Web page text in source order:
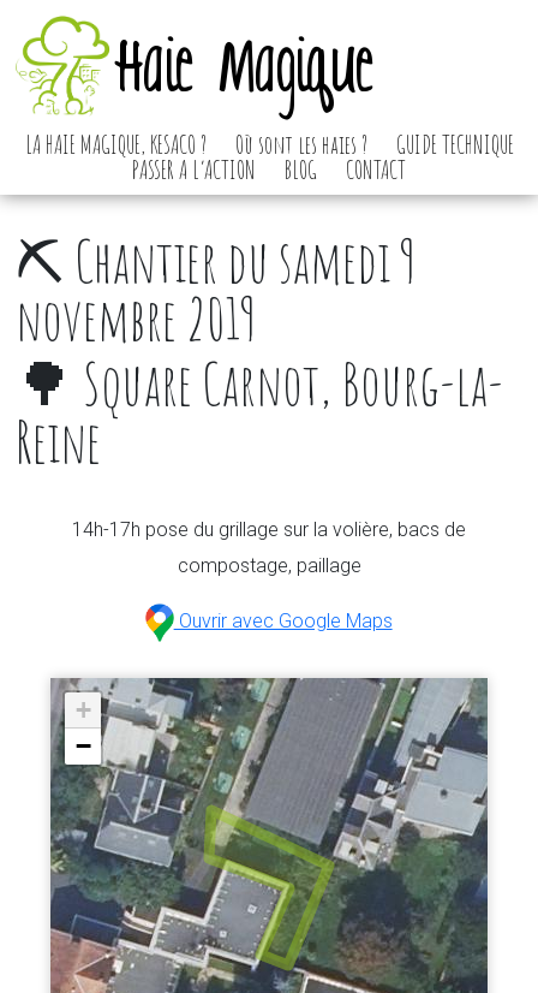
Haie Magique
LA HAIE MAGIQUE, KESACO ? Où sont les haies ?
GUIDE TECHNIQUE
PASSER A L’ACTION
BLOG CONTACT
⛏️ Chantier du samedi 9
novembre 2019
🌳 Square Carnot, Bourg-la-
Reine
14h-17h pose du grillage sur la volière, bacs de
compostage, paillage
Ouvrir avec Google Maps
+
−